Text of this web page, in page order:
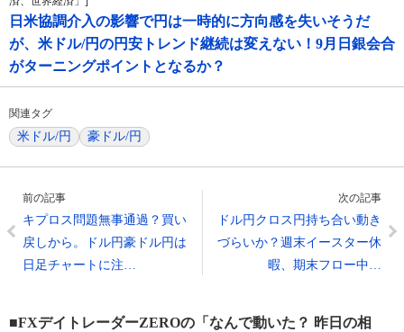
日米協調介入の影響で円は一時的に方向感を失いそうだ
が、米ドル/円の円安トレンド継続は変えない！9月日銀会合
がターニングポイントとなるか？
関連タグ
米ドル/円 豪ドル/円
前の記事
キプロス問題無事通過？買い
戻しから。ドル円豪ドル円は
日足チャートに注…
次の記事
ドル円クロス円持ち合い動き
づらいか？週末イースター休
暇、期末フロー中…
■FXデイトレーダーZEROの「なんで動いた？ 昨日の相